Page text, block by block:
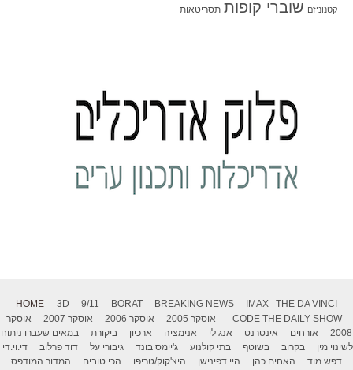
קטנוניזם שוברי קופות תסריטאות
HOME 3D 9/11 BORAT BREAKING NEWS IMAX
THE DA VINCI
CODE THE DAILY SHOW אוסקר 2005 אוסקר 2006 אוסקר 2007
אוסקר
2008
אורחים אינטרנט אנג לי אנימציה ארכיון ביקורת
במאים שעברו ניתוח
לשינוי מין
בקרוב בשוטף בתי קולנוע ג'יימס בונד גיבורי על דוד פרלוב
די.וי.די
דפש מוד
האחים כהן היי דפינישן היצ'קוק/טריפו הכי טובים
המדור המודפס